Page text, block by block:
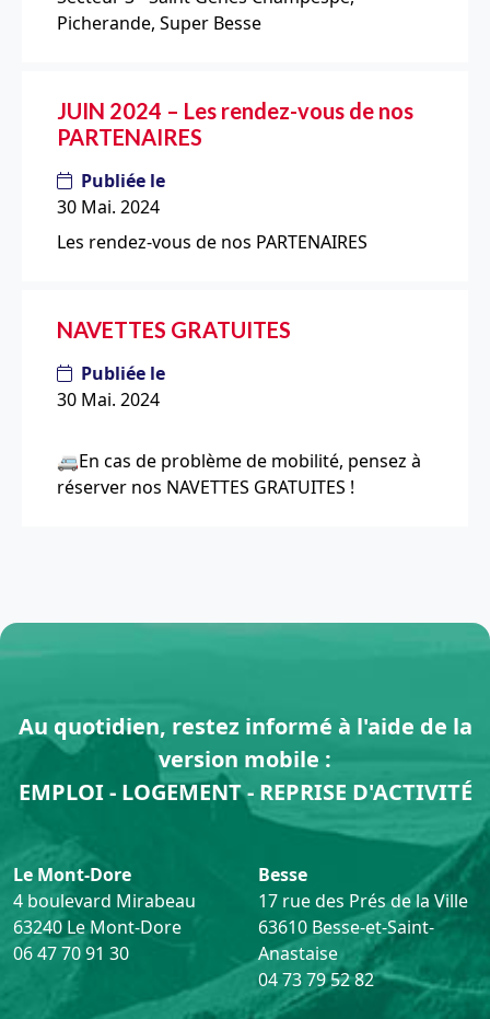
Picherande, Super Besse
JUIN 2024 – Les rendez-vous de nos
PARTENAIRES
Publiée le
30 Mai. 2024
Les rendez-vous de nos PARTENAIRES
NAVETTES GRATUITES
Publiée le
30 Mai. 2024
🚐En cas de problème de mobilité, pensez à
réserver nos NAVETTES GRATUITES !
Au quotidien, restez informé à l'aide de la
version mobile :
EMPLOI - LOGEMENT - REPRISE D'ACTIVITÉ
Le Mont-Dore
4 boulevard Mirabeau
63240 Le Mont-Dore
06 47 70 91 30
Besse
17 rue des Prés de la Ville
63610 Besse-et-Saint-
Anastaise
04 73 79 52 82